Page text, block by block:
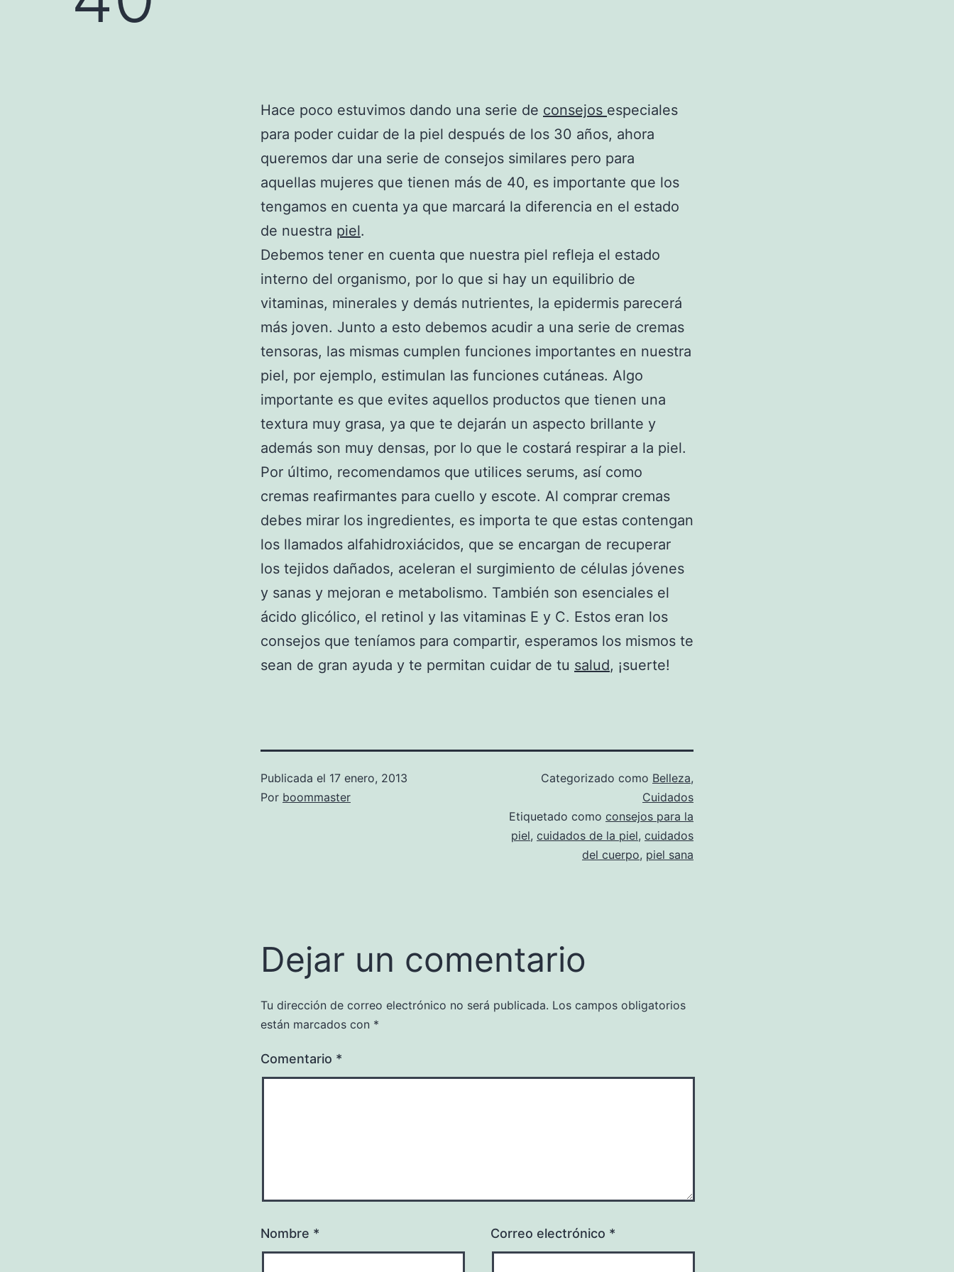
Hace poco estuvimos dando una serie de consejos especiales
para poder cuidar de la piel después de los 30 años, ahora
queremos dar una serie de consejos similares pero para
aquellas mujeres que tienen más de 40, es importante que los
tengamos en cuenta ya que marcará la diferencia en el estado
de nuestra piel.
Debemos tener en cuenta que nuestra piel refleja el estado
interno del organismo, por lo que si hay un equilibrio de
vitaminas, minerales y demás nutrientes, la epidermis parecerá
más joven. Junto a esto debemos acudir a una serie de cremas
tensoras, las mismas cumplen funciones importantes en nuestra
piel, por ejemplo, estimulan las funciones cutáneas. Algo
importante es que evites aquellos productos que tienen una
textura muy grasa, ya que te dejarán un aspecto brillante y
además son muy densas, por lo que le costará respirar a la piel.
Por último, recomendamos que utilices serums, así como
cremas reafirmantes para cuello y escote. Al comprar cremas
debes mirar los ingredientes, es importa te que estas contengan
los llamados alfahidroxiácidos, que se encargan de recuperar
los tejidos dañados, aceleran el surgimiento de células jóvenes
y sanas y mejoran e metabolismo. También son esenciales el
ácido glicólico, el retinol y las vitaminas E y C. Estos eran los
consejos que teníamos para compartir, esperamos los mismos te
sean de gran ayuda y te permitan cuidar de tu salud, ¡suerte!
Publicada el 17 enero, 2013
Por boommaster
Categorizado como Belleza,
Cuidados
Etiquetado como consejos para la
piel, cuidados de la piel, cuidados
del cuerpo, piel sana
Dejar un comentario
Tu dirección de correo electrónico no será publicada. Los campos obligatorios
están marcados con *
Comentario *
Nombre * Correo electrónico *